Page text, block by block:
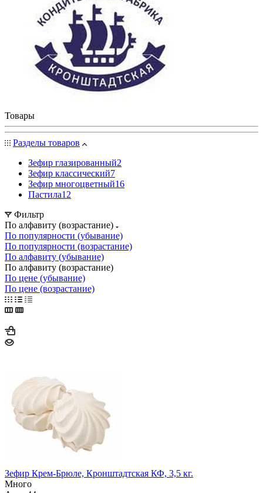
Товары
Разделы товаров
Зефир глазированный2
Зефир классический7
Зефир многоцветный16
Пастила12
Фильтр
По алфавиту (возрастание)
По популярности (убывание)
По популярности (возрастание)
По алфавиту (убывание)
По алфавиту (возрастание)
По цене (убывание)
По цене (возрастание)
Зефир Крем-Брюле, Кронштадтская КФ, 3,5 кг.
Много